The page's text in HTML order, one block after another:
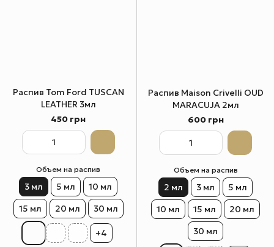
Распив Tom Ford TUSCAN
LEATHER 3мл
450 грн
Объем на распив
3 мл 5 мл
10 мл
15 мл
20 мл 30 мл
+4
Распив Maison Crivelli OUD
MARACUJA 2мл
600 грн
Объем на распив
2 мл 3 мл
5 мл
10 мл
15 мл
20 мл
30 мл